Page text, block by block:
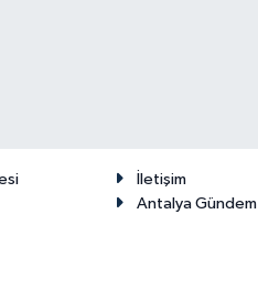
İletişim
Antalya Gündem